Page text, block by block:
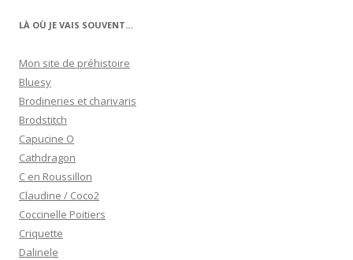
LÀ OÙ JE VAIS SOUVENT…
Mon site de préhistoire
Bluesy
Brodineries et charivaris
Brodstitch
Capucine O
Cathdragon
C en Roussillon
Claudine / Coco2
Coccinelle Poitiers
Criquette
Dalinele